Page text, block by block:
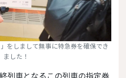
をしまして無事に特急券を確保でき
ました！